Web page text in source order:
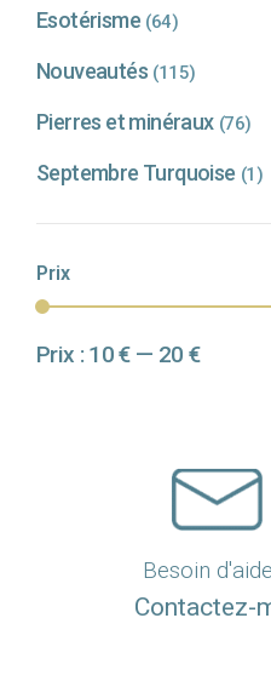
Esotérisme (64)
Nouveautés (115)
Pierres et minéraux (76)
Septembre Turquoise (1)
Prix
Prix : 10 €— 20 €
Besoin
Contactez-